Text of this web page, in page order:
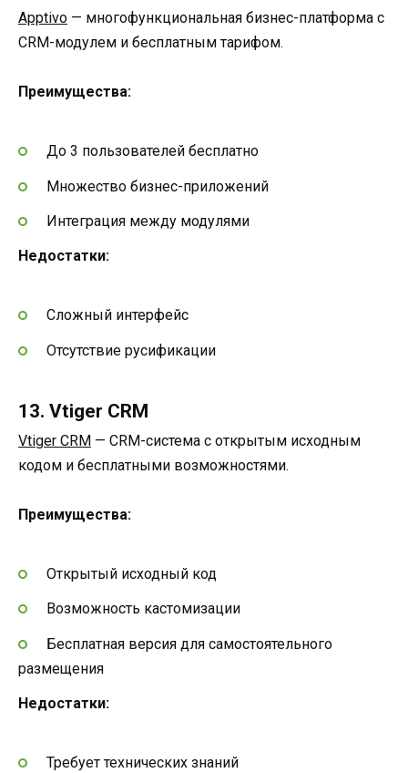
Apptivo — многофункциональная бизнес-платформа с
CRM-модулем и бесплатным тарифом.
Преимущества:
До 3 пользователей бесплатно
Множество бизнес-приложений
Интеграция между модулями
Недостатки:
Сложный интерфейс
Отсутствие русификации
13. Vtiger CRM
Vtiger CRM — CRM-система с открытым исходным
кодом и бесплатными возможностями.
Преимущества:
Открытый исходный код
Возможность кастомизации
Бесплатная версия для самостоятельного
размещения
Недостатки:
Требует технических знаний